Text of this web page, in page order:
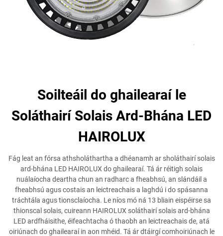
Soilteáil do ghailearaí le
Soláthairí Solais Ard-Bhána LED
HAIROLUX
Fág leat an fórsa athsholáthartha a dhéanamh ar sholáthairí solais
ard-bhána LED HAIROLUX do ghailearaí. Tá ár réitigh solais
nuálaíocha deartha chun an radharc a fheabhsú, an slándáil a
fheabhsú agus costais an leictreachais a laghdú i do spásanna
tráchtála agus tionsclaíocha. Le níos mó ná 13 bliain eispéirse sa
thionscal solais, cuireann HAIROLUX soláthairí solais ard-bhána
LED ardfháisithe, éifeachtacha ó thaobh an leictreachais de, atá
oiriúnach do ghailearaí in aon mhéid. Tá ár dtáirgí comhoiriúnach le